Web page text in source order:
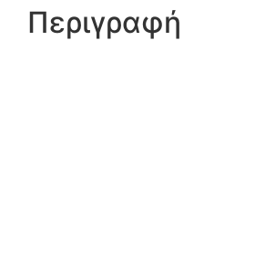
Περιγραφή